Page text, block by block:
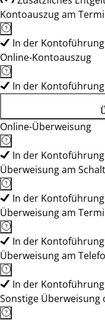
Kontoauszug am
In der
Online-Kontoauszug
In der
Online-Überweisung
In der
Überweisung am
In der
Überweisung am
In der
Überweisung am
In der
Sonstige Überweisung